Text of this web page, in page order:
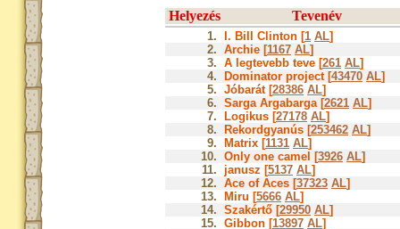
Helyezés Tevenév
1. I. Bill Clinton [1 AL]
2. Archie [1167 AL]
3. A legtevebb teve [261 AL]
4.
Dominator project [43470 AL]
5. Jóbarát [28386 AL]
6. Sarga Argabarga [2621 AL]
7.
Logikus [27178 AL]
8.
Rekordgyanús [253462 AL]
9.
Matrix [1131 AL]
10. Only one camel [3926 AL]
11. janusz [5137 AL]
12. Ace of Aces [37323 AL]
13.
Miru [5666 AL]
14. Szakértő [29950 AL]
15. Gibbon [13897 AL]